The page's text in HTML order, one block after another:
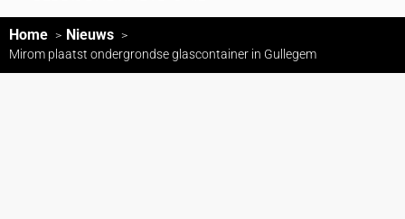
Home Nieuws
Mirom plaatst ondergrondse glascontainer in Gullegem